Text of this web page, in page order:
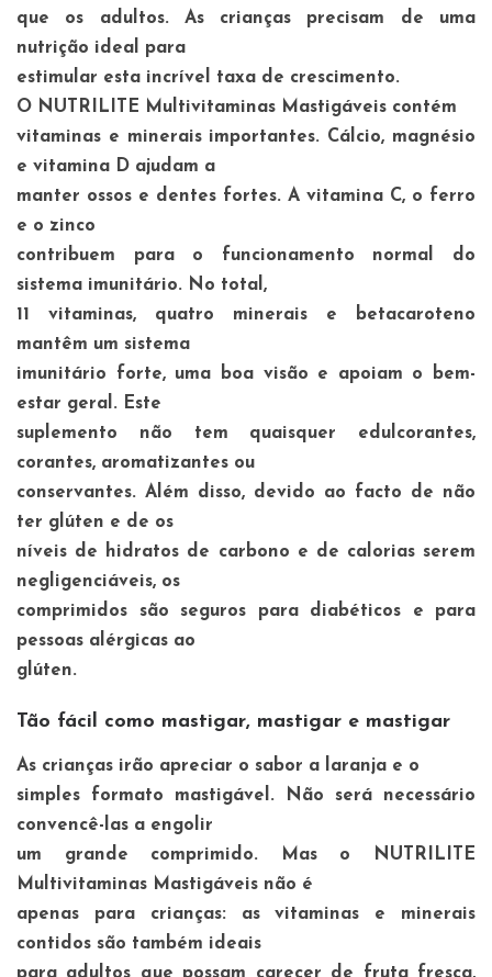
que os adultos. As crianças precisam de uma
nutrição ideal para
estimular esta incrível taxa de crescimento.
O NUTRILITE Multivitaminas Mastigáveis contém
vitaminas e minerais importantes. Cálcio, magnésio
e vitamina D ajudam a
manter ossos e dentes fortes. A vitamina C, o ferro
e o zinco
contribuem para o funcionamento normal do
sistema imunitário. No total,
11 vitaminas, quatro minerais e betacaroteno
mantêm um sistema
imunitário forte, uma boa visão e apoiam o bem-
estar geral. Este
suplemento não tem quaisquer edulcorantes,
corantes, aromatizantes ou
conservantes. Além disso, devido ao facto de não
ter glúten e de os
níveis de hidratos de carbono e de calorias serem
negligenciáveis, os
comprimidos são seguros para diabéticos e para
pessoas alérgicas ao
glúten.
Tão fácil como mastigar, mastigar e mastigar
As crianças irão apreciar o sabor a laranja e o
simples formato mastigável. Não será necessário
convencê-las a engolir
um grande comprimido. Mas o NUTRILITE
Multivitaminas Mastigáveis não é
apenas para crianças: as vitaminas e minerais
contidos são também ideais